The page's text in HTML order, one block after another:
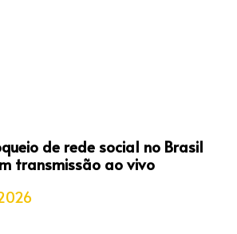
de rede social no Brasil
transmissão ao vivo